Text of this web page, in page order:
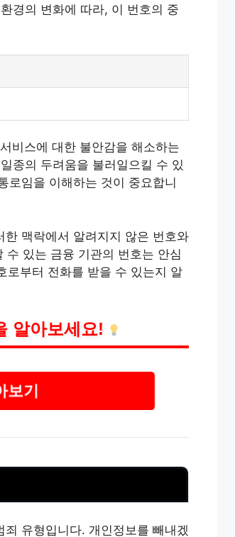
경의 변화에 따라, 이 번호의 중
비스에 대한 불안감을 해소하는
종의 두려움을 불러일으킬 수 있
로임을 이해하는 것이 중요합니
맥락에서 알려지지 않은 번호와
수 있는 금융 기관의 번호는 안심
로부터 전화를 받을 수 있는지 알
알아보세요!
기
죄 유형입니다. 개인정보를 빼내겠